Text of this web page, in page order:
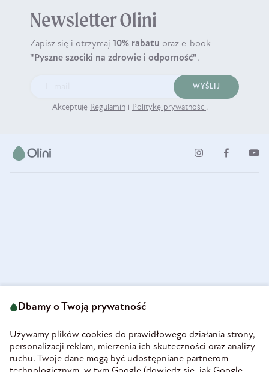
Newsletter Olini
Zapisz się i otrzymaj 10% rabatu oraz e-book
"Pyszne szociki na zdrowie i odporność".
WYŚLIJ
Akceptuję Regulamin i Politykę prywatności.
58-160 Świebodzice
REGON 890213034
INFORMACJE
Dbamy o Twoją prywatność
Używamy plików cookies do prawidłowego działania strony,
personalizacji reklam, mierzenia ich skuteczności oraz analizy
ruchu. Twoje dane mogą być udostępniane partnerom